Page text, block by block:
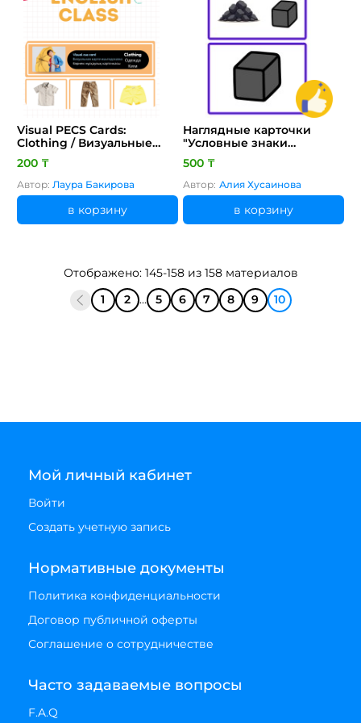
Visual PECS Cards:
Clothing / Визуальные
карточки PECS: Одежда /
Киімге арналған PECS
көрнекі карточкалары
200 ₸
Автор: Лаура Бакирова
в корзину
Наглядные карточки
"Условные знаки
полезных ископаемых"
500 ₸
Автор: Алия Хусаинова
в корзину
Отображено: 145-158 из 158 материалов
1
2 ... 5 6 7 8 9 10
Мой личный кабинет
Войти
Создать учетную запись
Нормативные документы
Политика конфиденциальности
Договор публичной оферты
Соглашение о сотрудничестве
Часто задаваемые вопросы
F.A.Q